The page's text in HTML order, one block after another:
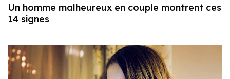
Un homme malheureux en couple montrent ces
14 signes